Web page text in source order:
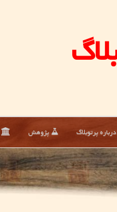
درباره پرتوبلاگ پژوهش